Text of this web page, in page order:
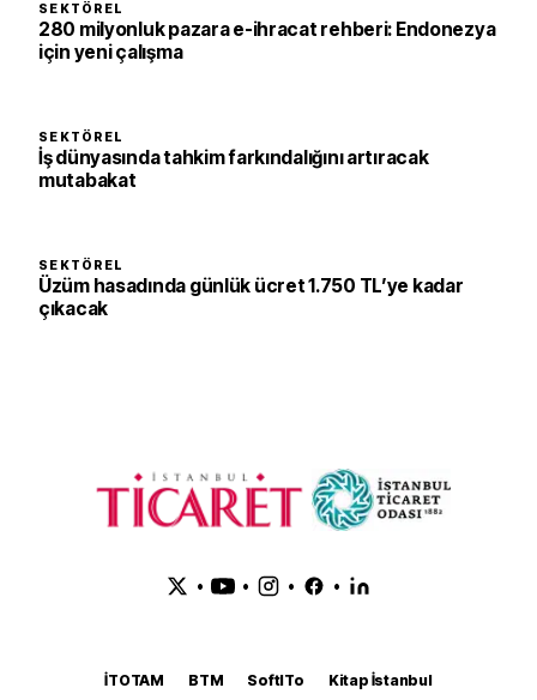
SEKTÖREL
280 milyonluk pazara e-ihracat rehberi: Endonezya
için yeni çalışma
SEKTÖREL
İş dünyasında tahkim farkındalığını artıracak
mutabakat
SEKTÖREL
Üzüm hasadında günlük ücret 1.750 TL’ye kadar
çıkacak
• • • •
İTOTAM BTM SoftITo
Kitap İstanbul